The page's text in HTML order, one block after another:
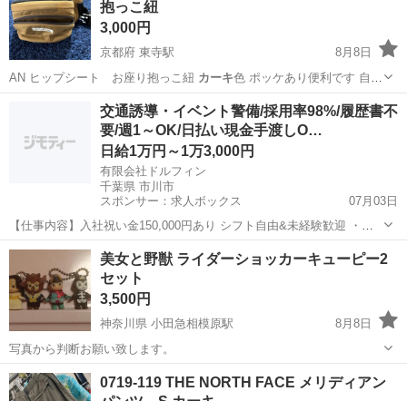
使用していたため、フ...
抱っこ紐
3,000円
京都府 東寺駅
8月8日
AN ヒップシート お座り抱っこ紐 カーキ色 ポッケあり便利です 自宅
付近まで…
東寺駅 子供用品 ポルバン
交通誘導・イベント警備/採用率98%/履歴書不
要/週1～OK/日払い現金手渡しO…
日給1万円～1万3,000円
有限会社ドルフィン
千葉県 市川市
スポンサー：求人ボックス
07月03日
【仕事内容】入社祝い金150,000円あり シフト自由&未経験歓迎
・直
行直帰OK ・一部車・自転車・バイク通勤OK ・週1～OK ・日払い・
週払いOK、現金手渡しも可能です! <仕事内容> 建築・土木工事現場
で...
アルバイト・パート
美女と野獣 ライダーショッカーキューピー2
セット
3,500円
神奈川県 小田急相模原駅
8月8日
写真から判断お願い致します。
神奈川 相模原市
0719-119 THE NORTH FACE メリディアン